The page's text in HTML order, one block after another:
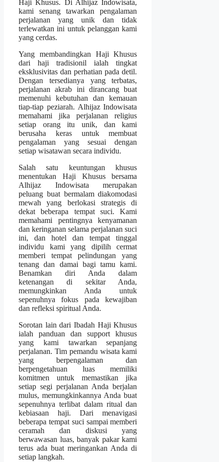
Haji Khusus. Di Alhijaz Indowisata,
kami senang tawarkan pengalaman
perjalanan yang unik dan tidak
terlewatkan ini untuk pelanggan kami
yang cerdas.
Yang membandingkan Haji Khusus
dari haji tradisionil ialah tingkat
eksklusivitas dan perhatian pada detil.
Dengan tersedianya yang terbatas,
perjalanan akrab ini dirancang buat
memenuhi kebutuhan dan kemauan
tiap-tiap peziarah. Alhijaz Indowisata
memahami jika perjalanan religius
setiap orang itu unik, dan kami
berusaha keras untuk membuat
pengalaman yang sesuai dengan
setiap wisatawan secara individu.
Salah satu keuntungan khusus
menentukan Haji Khusus bersama
Alhijaz Indowisata merupakan
peluang buat bermalam diakomodasi
mewah yang berlokasi strategis di
dekat beberapa tempat suci. Kami
memahami pentingnya kenyamanan
dan keringanan selama perjalanan suci
ini, dan hotel dan tempat tinggal
individu kami yang dipilih cermat
memberi tempat pelindungan yang
tenang dan damai bagi tamu kami.
Benamkan diri Anda dalam
ketenangan di sekitar Anda,
memungkinkan Anda untuk
sepenuhnya fokus pada kewajiban
dan refleksi spiritual Anda.
Sorotan lain dari Ibadah Haji Khusus
ialah panduan dan support khusus
yang kami tawarkan sepanjang
perjalanan. Tim pemandu wisata kami
yang berpengalaman dan
berpengetahuan luas memiliki
komitmen untuk memastikan jika
setiap segi perjalanan Anda berjalan
mulus, memungkinkannya Anda buat
sepenuhnya terlibat dalam ritual dan
kebiasaan haji. Dari menavigasi
beberapa tempat suci sampai memberi
ceramah dan diskusi yang
berwawasan luas, banyak pakar kami
terus ada buat meringankan Anda di
setiap langkah.